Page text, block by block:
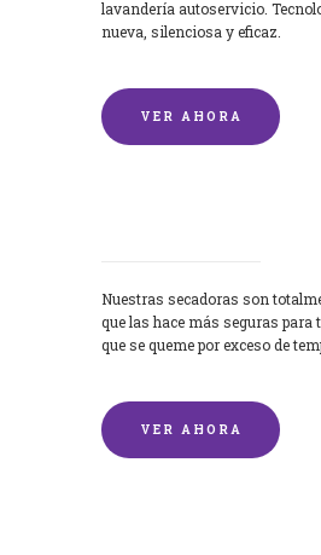
lavandería autoservicio.
nueva, silenciosa y eficaz.
VER AHORA
Nuestras secadoras son
que las hace más seguras para
que se queme por exceso de
VER AHORA